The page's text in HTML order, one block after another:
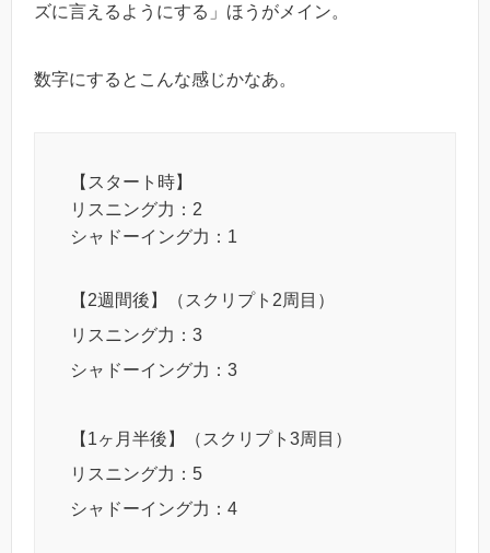
ズに言えるようにする」ほうがメイン。
数字にするとこんな感じかなあ。
【スタート時】
リスニング力：2
シャドーイング力：1
【2週間後】（スクリプト2周目）
リスニング力：3
シャドーイング力：3
【1ヶ月半後】（スクリプト3周目）
リスニング力：5
シャドーイング力：4